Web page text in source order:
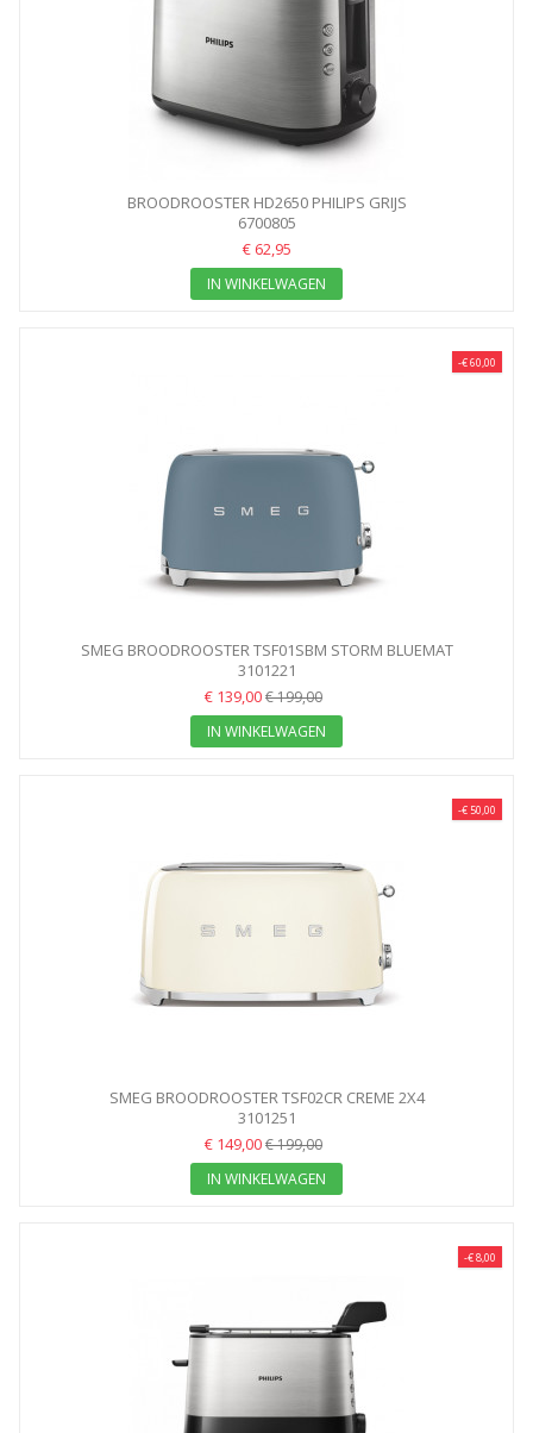
BROODROOSTER HD2650 PHILIPS GRIJS
6700805
€ 62,95
IN WINKELWAGEN
-€ 60,00
SMEG BROODROOSTER TSF01SBM STORM BLUEMAT
3101221
€ 139,00€ 199,00
IN WINKELWAGEN
-€ 50,00
SMEG BROODROOSTER TSF02CR CREME 2X4
3101251
€ 149,00€ 199,00
IN WINKELWAGEN
-€ 8,00